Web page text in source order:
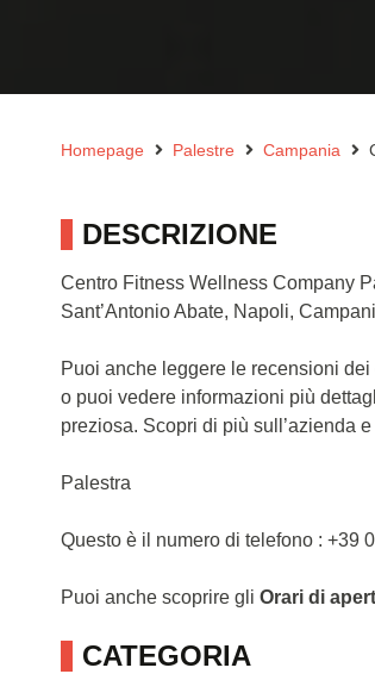
Homepage Palestre Campania
DESCRIZIONE
Centro Fitness Wellness Company
Sant’Antonio Abate, Napoli,
Puoi anche leggere le recensioni
o puoi vedere informazioni più
preziosa. Scopri di più sull’azienda
Palestra
Questo è il numero di telefono : +39
Puoi anche scoprire gli Orari di
CATEGORIA